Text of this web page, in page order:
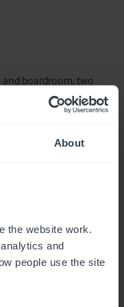
About
the website work.
and
people use the site
boardroom, two
with excellent profits
an existing operator
benefits from